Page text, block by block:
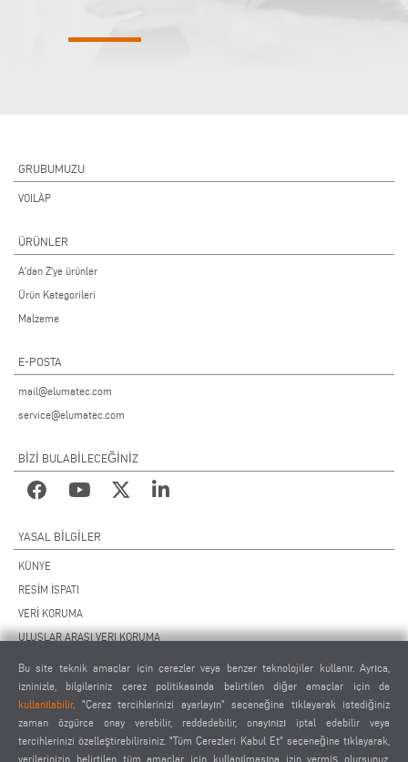
GRUBUMUZU
VOILÀP
ÜRÜNLER
A'dan Z'ye ürünler
Ürün Kategorileri
Malzeme
E-POSTA
mail@elumatec.com
service@elumatec.com
BİZİ BULABİLECEĞİNİZ
YASAL BILGILER
KÜNYE
RESİM İSPATI
VERİ KORUMA
ULUSLAR ARASI VERI KORUMA
UZAKTAN BAKIM SÖZLEŞMESİ
ÇEREZ AYARLARI
TEDARİKÇİLER DAVRANIŞ KURALLARI
Bu site teknik amaçlar için çerezler veya benzer teknolojiler kullanır. Ayrıca,
izninizle, bilgileriniz çerez politikasında belirtilen diğer amaçlar için de
kullanılabilir. "Çerez tercihlerinizi ayarlayın" seçeneğine tıklayarak istediğiniz
zaman özgürce onay verebilir, reddedebilir, onayınızı iptal edebilir veya
tercihlerinizi özelleştirebilirsiniz. "Tüm Çerezleri Kabul Et" seçeneğine tıklayarak,
verilerinizin belirtilen tüm amaçlar için kullanılmasına izin vermiş olursunuz.